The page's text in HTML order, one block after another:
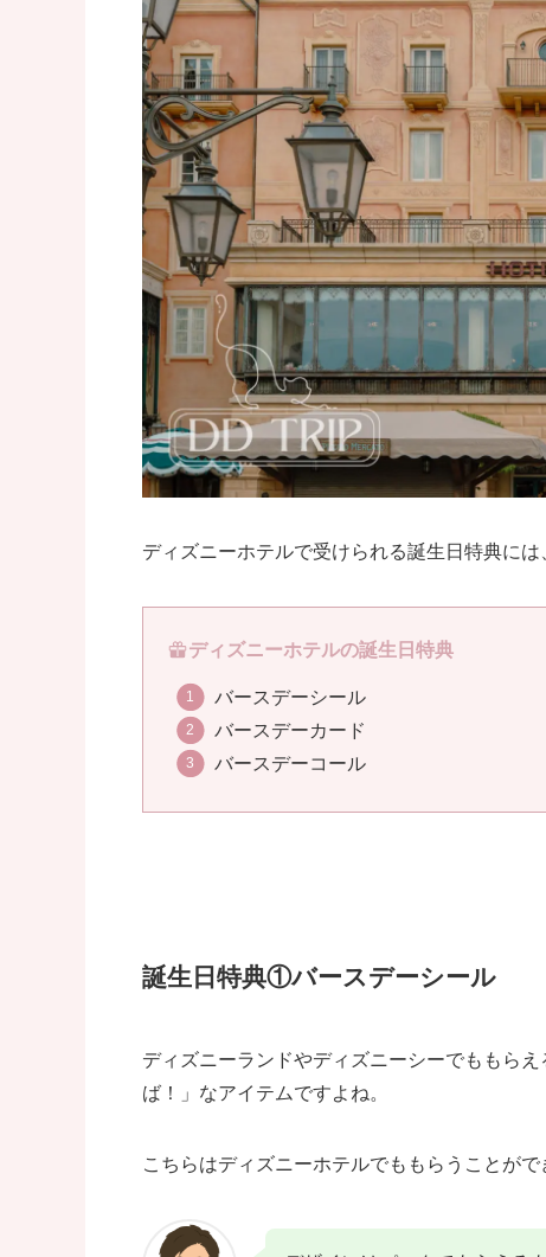
ディズニーホテルで受けられる誕生日特典には
ディズニーホテルの誕生日特典
バースデーシール
バースデーカード
バースデーコール
誕生日特典①バースデーシール
ディズニーランドやディズニーシーでももら
ば！」なアイテムですよね。
こちらはディズニーホテルでももらうことがで